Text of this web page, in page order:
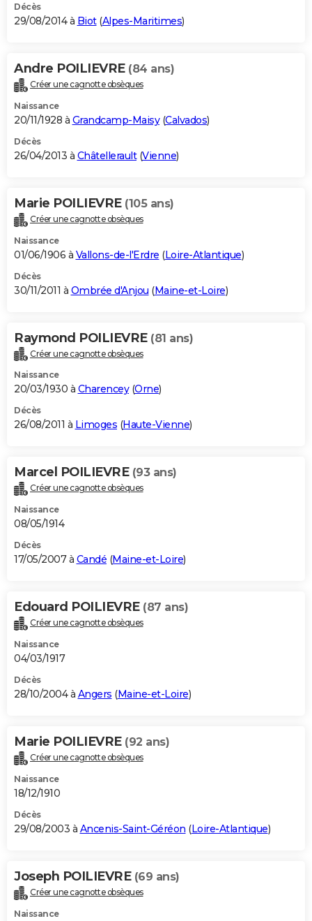
S'inscrire
Se connecter
Lycées
Collèges
Primaires
Universités
Entreprises
Service militaire
Avis de recherche
AVIS DE DÉCÈS
Bricolage
Lifestyle
Culture
Sport
Auto
Television
Voyage
Cinema
Décès
29/08/2014 à Biot(Alpes-Maritimes)
Andre POILIEVRE (84 ans)
Créer une cagnotte obsèques
Naissance
20/11/1928 à Grandcamp-Maisy(Calvados)
Décès
26/04/2013 à Châtellerault(Vienne)
Marie POILIEVRE (105 ans)
Créer une cagnotte obsèques
Naissance
01/06/1906 à Vallons-de-l'Erdre (Loire-Atlantique)
Décès
30/11/2011 à Ombrée d'Anjou (Maine-et-Loire)
Raymond POILIEVRE (81 ans)
Créer une cagnotte obsèques
Naissance
20/03/1930 à Charencey(Orne)
Décès
26/08/2011 à Limoges (Haute-Vienne)
Marcel POILIEVRE (93 ans)
Créer une cagnotte obsèques
Naissance
08/05/1914
Décès
17/05/2007 à Candé (Maine-et-Loire)
Edouard POILIEVRE (87 ans)
Créer une cagnotte obsèques
Naissance
04/03/1917
Décès
28/10/2004 à Angers (Maine-et-Loire)
Marie POILIEVRE (92 ans)
Créer une cagnotte obsèques
Naissance
18/12/1910
Décès
29/08/2003 à Ancenis-Saint-Géréon (Loire-Atlantique)
Joseph POILIEVRE (69 ans)
Créer une cagnotte obsèques
Naissance